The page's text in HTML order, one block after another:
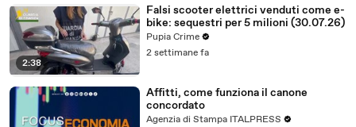
2:38
Falsi scooter elettrici venduti come e-
bike: sequestri per 5 milioni (30.07.26)
Pupia Crime
2 settimane fa
Affitti, come funziona il canone
concordato
Agenzia di Stampa ITALPRESS